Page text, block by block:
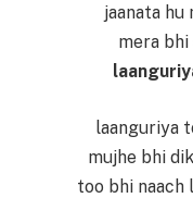
jaanata hu
mera bhi
laanguriya
mujhe bhi
too bhi naach